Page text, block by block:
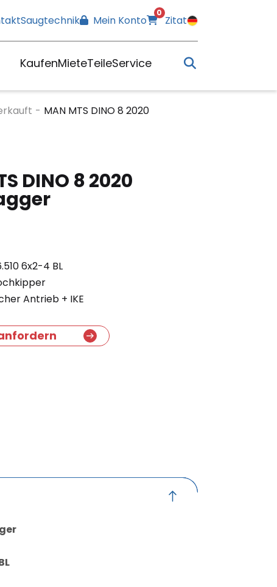
Saugtechnik Mein Konto
0
Zitat
KaufenMieteTeileService
- MAN MTS DINO 8 2020
DINO 8 2020
6x2-4 BL
Antrieb + IKE